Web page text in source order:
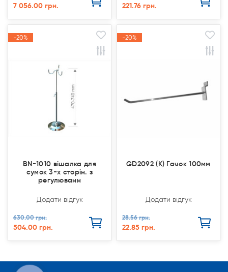
7 056.00 грн. 221.76 грн.
-20%
-20%
BN-1010 вішалка для
сумок 3-х сторін. з
регулюванн
Додати відгук
630.00 грн.
504.00 грн.
-20%
-20%
GD2092 (К) Гачок 100мм
Додати відгук
28.56 грн.
22.85 грн.